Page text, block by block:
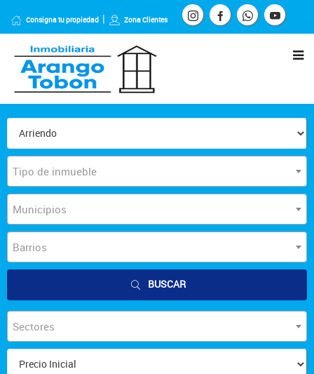
Consigna tu propiedad Zona Clientes
Tipo de inmueble
Municipios
Barrios
BUSCAR
Sectores